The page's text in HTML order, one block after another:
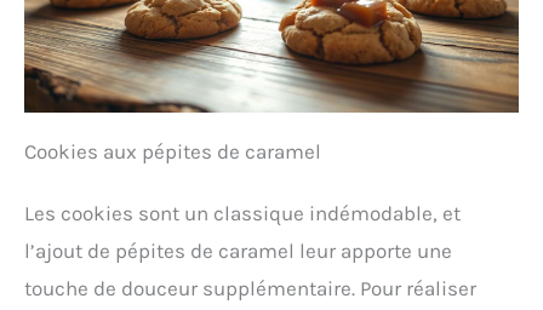
Cookies aux pépites de caramel
Les cookies sont un classique indémodable, et
l’ajout de pépites de caramel leur apporte une
touche de douceur supplémentaire. Pour réaliser